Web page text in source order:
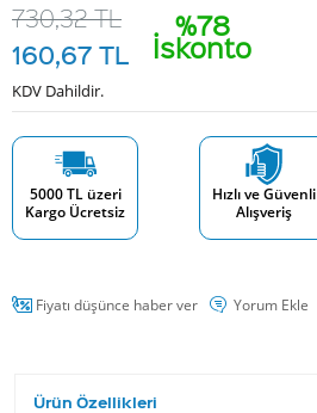
%78
İskonto
730,32TL
160,67 TL
KDV Dahildir.
5000 TL üzeri
Kargo Ücretsiz
Hızlı ve Güvenli
Alışveriş
Fiyatı düşünce haber ver Yorum Ekle
Ürün Özellikleri